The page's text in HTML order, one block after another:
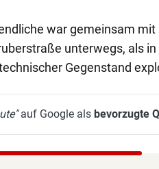
war gemeinsam
unterwegs, als
Gegenstand
auf Google als bevorzugte